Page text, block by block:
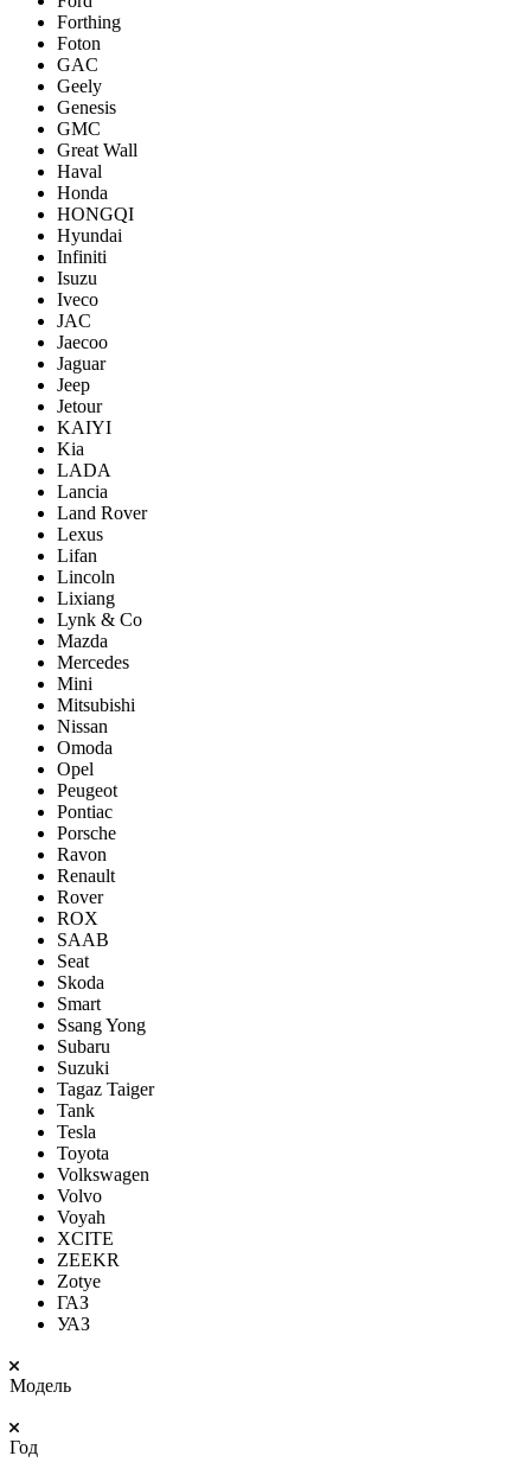
Forthing
Foton
GAC
Geely
Genesis
GMC
Great Wall
Haval
Honda
HONGQI
Hyundai
Infiniti
Isuzu
Iveco
JAC
Jaecoo
Jaguar
Jeep
Jetour
KAIYI
Kia
LADA
Lancia
Land Rover
Lexus
Lifan
Lincoln
Lixiang
Lynk & Co
Mazda
Mercedes
Mini
Mitsubishi
Nissan
Omoda
Opel
Peugeot
Pontiac
Porsсhe
Ravon
Renault
Rover
ROX
SAAB
Seat
Skoda
Smart
Ssang Yong
Subaru
Suzuki
Tagaz Taiger
Tank
Tesla
Toyota
Volkswagen
Volvo
Voyah
XCITE
ZEEKR
Zotye
ГАЗ
УАЗ
Модель
Год